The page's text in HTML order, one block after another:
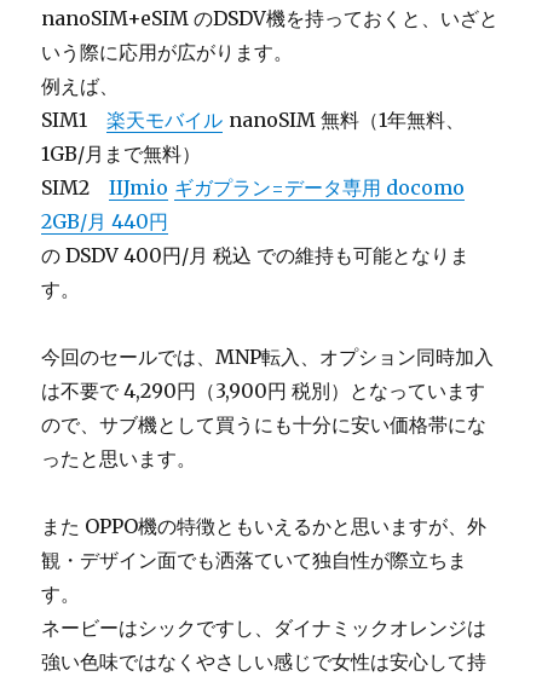
nanoSIM+eSIM のDSDV機を持っておくと、いざと
いう際に応用が広がります。
例えば、
SIM1楽天モバイル nanoSIM 無料（1年無料、
1GB/月まで無料）
SIM2IIJmio ギガプラン=データ専用 docomo
2GB/月 440円
の DSDV 400円/月 税込 での維持も可能となりま
す。
今回のセールでは、MNP転入、オプション同時加入
は不要で 4,290円（3,900円 税別）となっています
ので、サブ機として買うにも十分に安い価格帯にな
ったと思います。
また OPPO機の特徴ともいえるかと思いますが、外
観・デザイン面でも洒落ていて独自性が際立ちま
す。
ネービーはシックですし、ダイナミックオレンジは
強い色味ではなくやさしい感じで女性は安心して持